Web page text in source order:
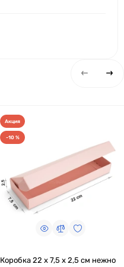
Акция
-10 %
Коробка 22 x 7,5 x 2,5 см нежно